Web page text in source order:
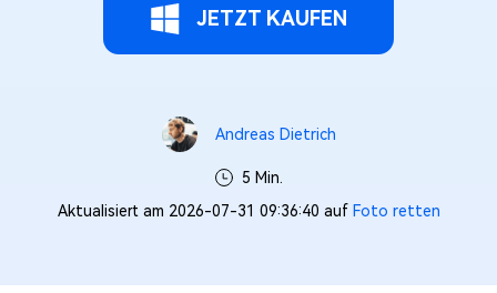
JETZT KAUFEN
Andreas Dietrich
5 Min.
Aktualisiert am 2026-07-31 09:36:40 auf Foto retten